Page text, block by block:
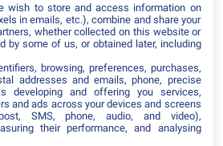
recueillies par inwink sont le
données de contact, les identifiants
que tous les champs choisis par
et qui apparaissent dans le
à un évènement.
personnel concernant
et conservées par inwink.
à ses partenaires et
wish to store and access information on
in emails, etc.), combine and share your
whether collected on this website or
by some of us, or obtained later, including
browsing, preferences, purchases,
addresses and emails, phone, precise
developing and offering you services,
and ads across your devices and screens
SMS, phone, audio, and video),
their performance, and analysing